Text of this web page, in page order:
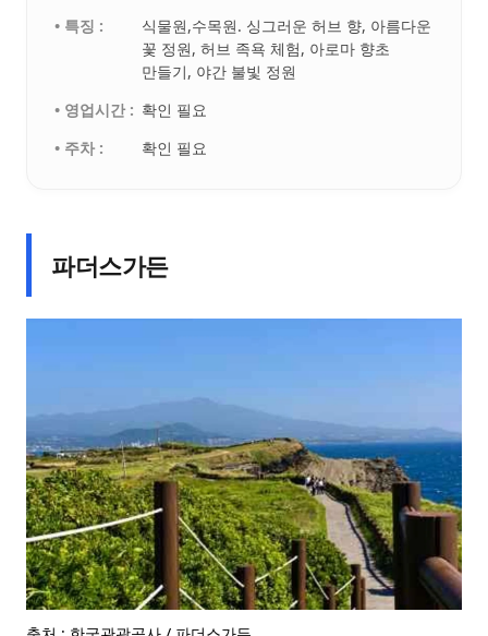
• 특징 :
식물원,수목원. 싱그러운 허브 향, 아름다운
꽃 정원, 허브 족욕 체험, 아로마 향초
만들기, 야간 불빛 정원
• 영업시간 : 확인 필요
• 주차 :
확인 필요
파더스가든